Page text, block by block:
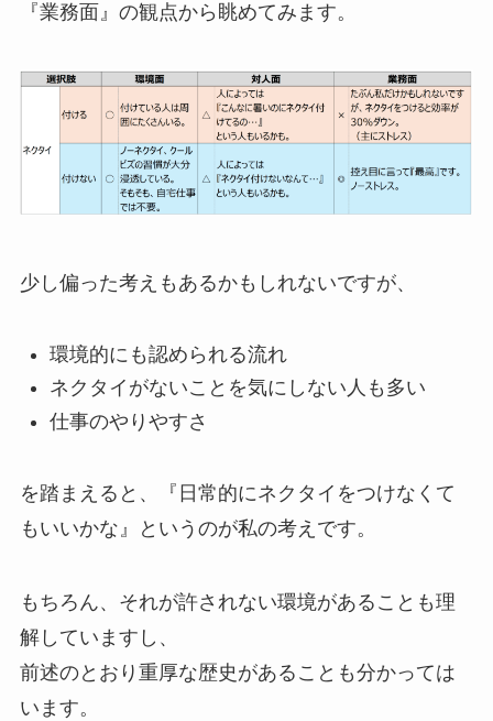
『業務面』の観点から眺めてみます。
少し偏った考えもあるかもしれないですが、
環境的にも認められる流れ
ネクタイがないことを気にしない人も多い
仕事のやりやすさ
を踏まえると、『日常的にネクタイをつけなくて
もいいかな』というのが私の考えです。
もちろん、それが許されない環境があることも理
解していますし、
前述のとおり重厚な歴史があることも分かっては
います。